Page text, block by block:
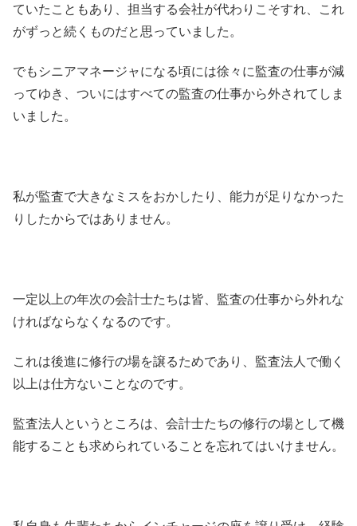
ていたこともあり、担当する会社が代わりこそすれ、これ
がずっと続くものだと思っていました。
でもシニアマネージャになる頃には徐々に監査の仕事が減
ってゆき、ついにはすべての監査の仕事から外されてしま
いました。
私が監査で大きなミスをおかしたり、能力が足りなかった
りしたからではありません。
一定以上の年次の会計士たちは皆、監査の仕事から外れな
ければならなくなるのです。
これは後進に修行の場を譲るためであり、監査法人で働く
以上は仕方ないことなのです。
監査法人というところは、会計士たちの修行の場として機
能することも求められていることを忘れてはいけません。